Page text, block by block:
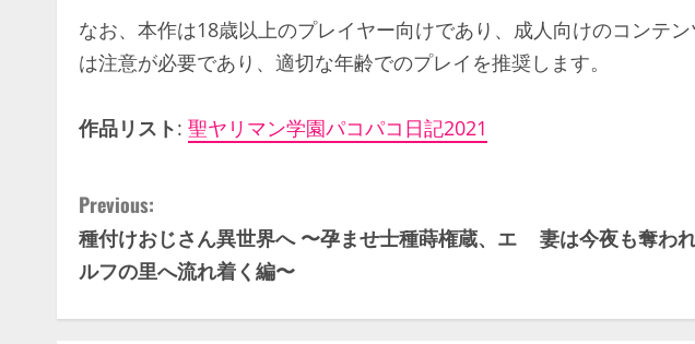
なお、本作は18歳以上のプレイヤー向けであり、成人向けのコンテ
は注意が必要であり、適切な年齢でのプレイを推奨します。
作品リスト: 聖ヤリマン学園パコパコ日記2021
C
o
Previous:
種付けおじさん異世界へ 〜孕ませ士種蒔権蔵、エ
ルフの里へ流れ着く編〜
妻は今夜も奪わ